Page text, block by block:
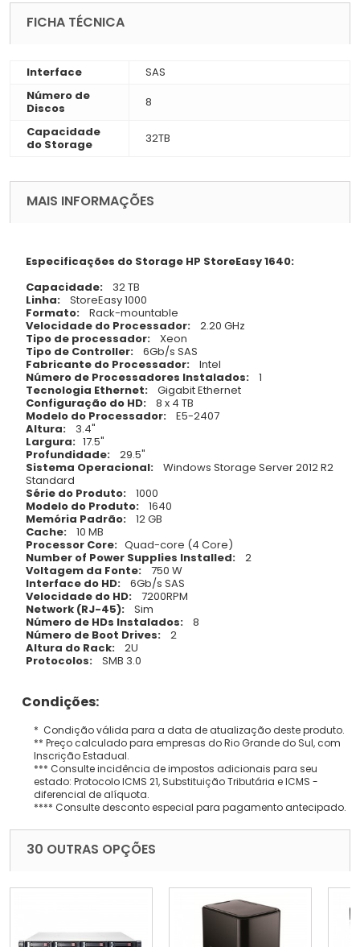
FICHA TÉCNICA
Interface
SAS
Número de
Discos
8
Capacidade
do Storage
32TB
MAIS INFORMAÇÕES
Especificações do Storage HP StoreEasy 1640:
Capacidade: 32 TB
Linha: StoreEasy 1000
Formato: Rack-mountable
Velocidade do Processador: 2.20 GHz
Tipo de processador: Xeon
Tipo de Controller: 6Gb/s SAS
Fabricante do Processador: Intel
Número de Processadores Instalados: 1
Tecnologia Ethernet: Gigabit Ethernet
Configuração do HD: 8 x 4 TB
Modelo do Processador: E5-2407
Altura: 3.4"
Largura: 17.5"
Profundidade: 29.5"
Sistema Operacional: Windows Storage Server 2012 R2
Standard
Série do Produto: 1000
Modelo do Produto: 1640
Memória Padrão: 12 GB
Cache: 10 MB
Processor Core: Quad-core (4 Core)
Number of Power Supplies Installed: 2
Voltagem da Fonte: 750 W
Interface do HD: 6Gb/s SAS
Velocidade do HD: 7200RPM
Network (RJ-45): Sim
Número de HDs Instalados: 8
Número de Boot Drives: 2
Altura do Rack: 2U
Protocolos: SMB 3.0
Condições:
* Condição válida para a data de atualização deste produto.
** Preço calculado para empresas do Rio Grande do Sul, com
Inscrição Estadual.
*** Consulte incidência de impostos adicionais para seu
estado: Protocolo ICMS 21, Substituição Tributária e ICMS -
diferencial de alíquota.
**** Consulte desconto especial para pagamento antecipado.
30 OUTRAS OPÇÕES